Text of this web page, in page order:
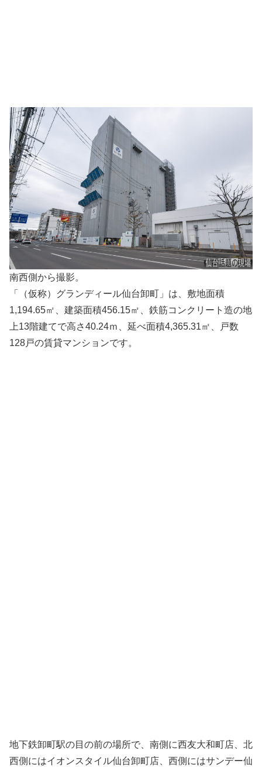
南西側から撮影。
「（仮称）グランディール仙台卸町」は、敷地面積
1,194.65㎡、建築面積456.15㎡、鉄筋コンクリート造の地
上13階建てで高さ40.24ｍ、延べ面積4,365.31㎡、戸数
128戸の賃貸マンションです。
地下鉄卸町駅の目の前の場所で、南側に西友大和町店、北
西側にはイオンスタイル仙台卸町店、西側にはサンデー仙